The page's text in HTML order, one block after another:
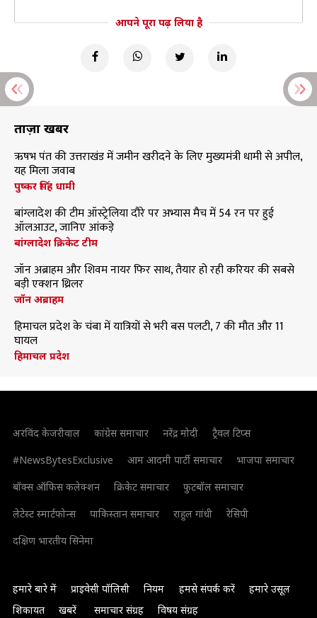
आपने पूरा पढ़ लिया है
ताज़ा खबरें
ऋषभ पंत की उत्तराखंड में जमीन खरीदने के लिए मुख्यमंत्री धामी से अपील,
यह मिला जवाब
पुष्कर सिंह धामी
बांग्लादेश की टीम ऑस्ट्रेलिया दौरे पर अभ्यास मैच में 54 रन पर हुई
ऑलआउट, जानिए आंकड़े
बांग्लादेश क्रिकेट टीम
जॉन अब्राहम और शिवम नायर फिर साथ, तैयार हो रही करियर की सबसे
बड़ी एक्शन थ्रिलर
जॉन अब्राहम
हिमाचल प्रदेश के चंबा में यात्रियों से भरी बस पलटी, 7 की मौत और 11
घायल
हिमाचल प्रदेश
अरविंद केजरीवाल कांग्रेस समाचार नरेंद्र मोदी
ट्रैवल टिप्स
#NewsBytesExclusive
आम आदमी पार्टी समाचार
भाजपा समाचार
बॉक्स ऑफिस कलेक्शन
क्रिकेट समाचार
फुटबॉल समाचार
लेटेस्ट स्मार्टफोन्स
पाकिस्तान समाचार राहुल गांधी
रेसिपी
दक्षिण भारतीय सिनेमा
हमारे बारे में प्राइवेसी पॉलिसी नियम हमसे संपर्क करें
हमारे उसूल
शिकायत
खबरें समाचार संग्रह विषय संग्रह